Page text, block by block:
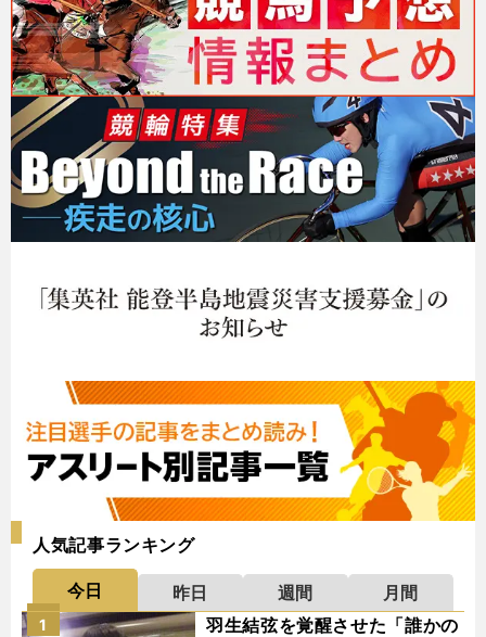
人気記事ランキング
今日 昨日 週間
月間
羽生結弦を覚醒させた「誰かの
1